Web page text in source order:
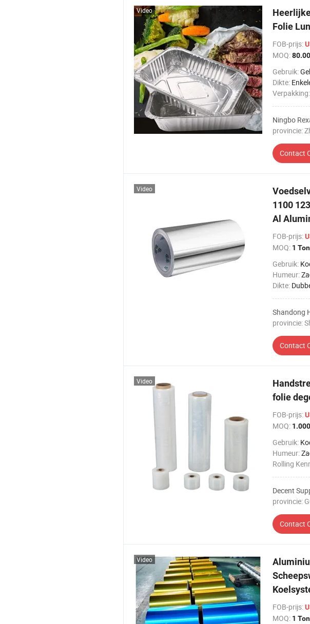
Folie
FOB-prijs:
MOQ:
Gebruik:
Dikte:
Verpakking:
Ningbo
provincie:
Contact
Video
1100
Al
FOB-prijs:
MOQ: 1 Ton
Gebruik:
Humeur:
Dikte:
Shandong
provincie:
Contact
Video
folie
FOB-prijs:
MOQ:
Gebruik:
Humeur:
Rolling
Decent
provincie:
Contact
Video
FOB-prijs:
MOQ: 1 Ton
Video